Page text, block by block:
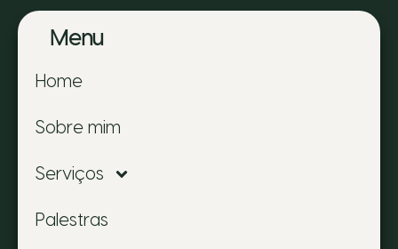
Menu
Home
Sobre mim
Serviços
Palestras